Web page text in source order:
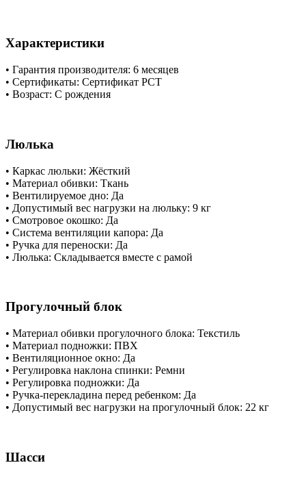
Характеристики
​• Гарантия производителя: 6 месяцев
​• Сертификаты: Сертификат РСТ
​• Возраст: С рождения
Люлька
• Каркас люльки: Жёсткий
​• Материал обивки: Ткань
​• Вентилируемое дно: Да
​• Допустимый вес нагрузки на люльку: 9 кг
​• Смотровое окошко: Да
​• Система вентиляции капора: Да
​• Ручка для переноски: Да
​• Люлька: Складывается вместе с рамой
Прогулочный блок
​• Материал обивки прогулочного блока: Текстиль
​• Материал подножки: ПВХ
​• Вентиляционное окно: Да
​• Регулировка наклона спинки: Ремни
​• Регулировка подножки: Да
​• Ручка-перекладина перед ребенком: Да
​• Допустимый вес нагрузки на прогулочный блок: 22 кг
Шасси